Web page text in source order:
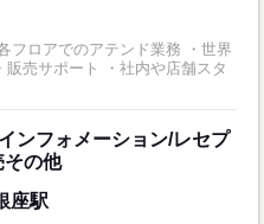
フロアでのアテンド業務 ・世界
売サポート ・社内や店舗スタ
ンフォメーション/レセプ
その他
座駅